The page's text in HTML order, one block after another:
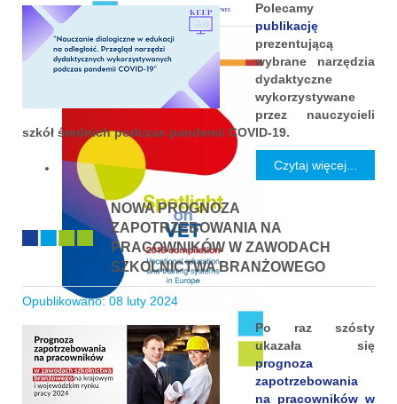
Polecamy
publikację
prezentującą
wybrane narzędzia
dydaktyczne
wykorzystywane
przez nauczycieli
szkół średnich podczas pandemii COVID-19.
Czytaj więcej...
NOWA PROGNOZA
ZAPOTRZEBOWANIA NA
PRACOWNIKÓW W ZAWODACH
SZKOLNICTWA BRANŻOWEGO
Opublikowano: 08 luty 2024
Po raz szósty
ukazała się
prognoza
zapotrzebowania
na pracowników w